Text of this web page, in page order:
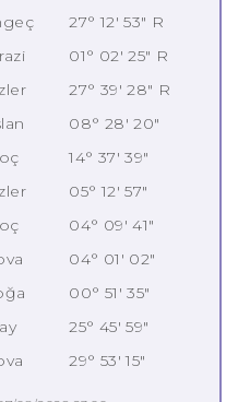
27° 12' 53" R
01° 02' 25" R
27° 39' 28" R
08° 28' 20"
14° 37' 39"
05° 12' 57"
04° 09' 41"
04° 01' 02"
00° 51' 35"
25° 45' 59"
29° 53' 15"